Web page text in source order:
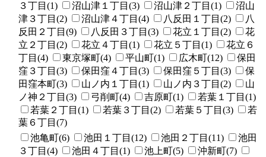
３丁目(1)
沼山津１丁目(3) 沼山津２丁目(1)
沼山
津３丁目(2)
沼山津４丁目(4) 八反田１丁目(2)
八
反田２丁目(9)
八反田３丁目(3) 花立１丁目(2)
花
立２丁目(2)
花立４丁目(1) 花立５丁目(1)
花立６
丁目(4)
東京塚町(4) 平山町(1) 広木町(12)
保田
窪３丁目(3)
保田窪４丁目(3) 保田窪５丁目(3)
保
田窪本町(3)
山ノ内１丁目(1) 山ノ内３丁目(2)
山
ノ神２丁目(3)
弓削町(4) 吉原町(1)
若葉１丁目(1)
若葉２丁目(1)
若葉３丁目(2) 若葉５丁目(3)
若
葉６丁目(7)
池亀町(6) 池田１丁目(12) 池田２丁目(11)
池田
３丁目(4)
池田４丁目(1) 池上町(5)
沖新町(7)